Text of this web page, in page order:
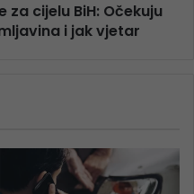
cijelu BiH: Očekuju
i jak vjetar